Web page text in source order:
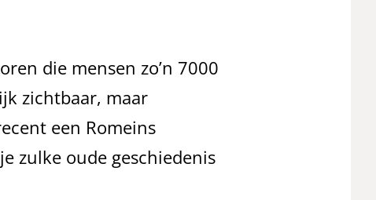
die mensen zo’n 7000
zichtbaar, maar
een Romeins
zulke oude geschiedenis